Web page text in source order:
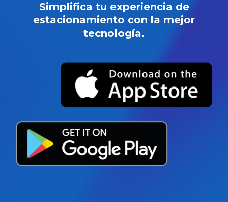
Simplifica tu experiencia de
estacionamiento con la mejor
tecnología.